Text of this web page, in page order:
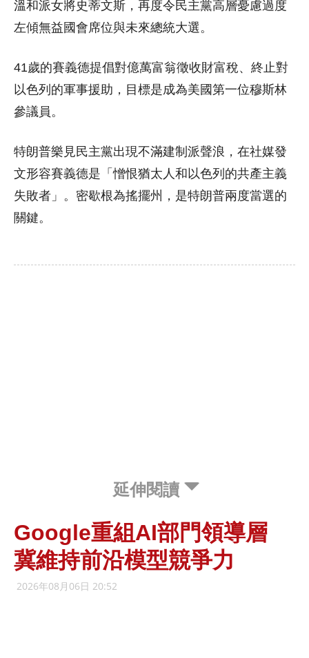
溫和派女將史蒂文斯，再度令民主黨高層憂慮過度
左傾無益國會席位與未來總統大選。
41歲的賽義德提倡對億萬富翁徵收財富稅、終止對
以色列的軍事援助，目標是成為美國第一位穆斯林
參議員。
特朗普樂見民主黨出現不滿建制派聲浪，在社媒發
文形容賽義德是「憎恨猶太人和以色列的共產主義
失敗者」。密歇根為搖擺州，是特朗普兩度當選的
關鍵。
延伸閱讀
Google重組AI部門領導層
冀維持前沿模型競爭力
2026年08月06日 20:52